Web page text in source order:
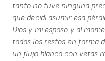
tanto no tuve ninguna
que decidí asumir esa
Dios y mi esposo y al
todos los restos en forma
un flujo blanco con vetas